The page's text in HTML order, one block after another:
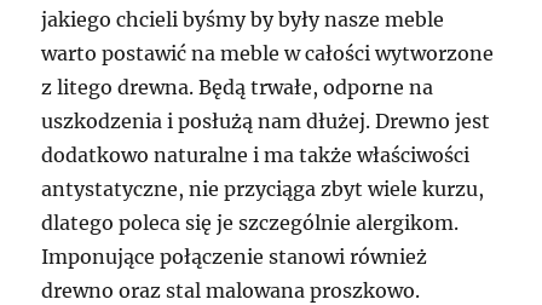
jakiego chcieli byśmy by były nasze meble
warto postawić na meble w całości wytworzone
z litego drewna. Będą trwałe, odporne na
uszkodzenia i posłużą nam dłużej. Drewno jest
dodatkowo naturalne i ma także właściwości
antystatyczne, nie przyciąga zbyt wiele kurzu,
dlatego poleca się je szczególnie alergikom.
Imponujące połączenie stanowi również
drewno oraz stal malowana proszkowo.